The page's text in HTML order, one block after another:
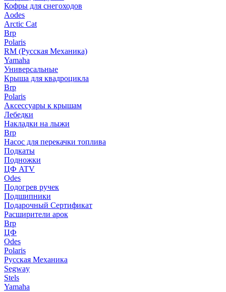
Кофры для снегоходов
Aodes
Arctic Cat
Brp
Polaris
RM (Русская Механика)
Yamaha
Универсальные
Крыша для квадроцикла
Brp
Polaris
Аксессуары к крышам
Лебедки
Накладки на лыжи
Brp
Насос для перекачки топлива
Подкаты
Подножки
ЦФ ATV
Odes
Подогрев ручек
Подшипники
Подарочный Сертификат
Расширители арок
Brp
ЦФ
Odes
Polaris
Русская Механика
Segway
Stels
Yamaha